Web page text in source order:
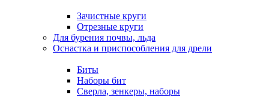
Зачистные круги
Отрезные круги
Для бурения почвы, льда
Оснастка и приспособления для дрели
Биты
Наборы бит
Сверла, зенкеры, наборы